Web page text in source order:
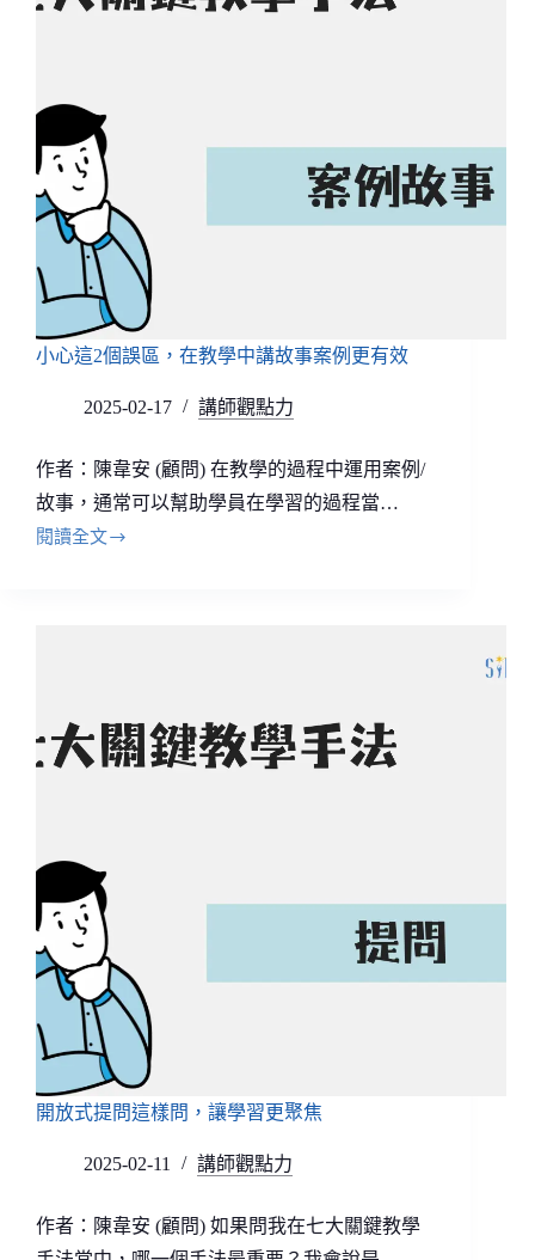
小心這2個誤區，在教學中講故事案例更有效
2025-02-17 講師觀點力
作者：陳韋安 (顧問) 在教學的過程中運用案例/
故事，通常可以幫助學員在學習的過程當…
閱讀全文
開放式提問這樣問，讓學習更聚焦
2025-02-11 講師觀點力
作者：陳韋安 (顧問) 如果問我在七大關鍵教學